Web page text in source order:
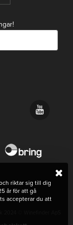
riktar sig till dig
år för att gå
accepterar du att